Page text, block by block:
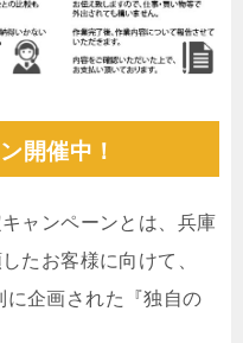
開催中！
ャンペーンとは、兵庫
たお客様に向けて、
に企画された『独自の